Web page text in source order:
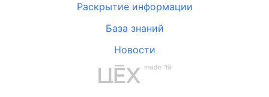
Раскрытие информации
База знаний
Новости